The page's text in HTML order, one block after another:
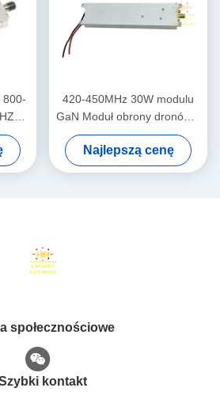
800-
dla
420-450MHz 30W modulu
GaN Moduł obrony dronów z
płaskością mocy 1-1,5 dB
Najlepszą cenę
społecznościowe
kontakt